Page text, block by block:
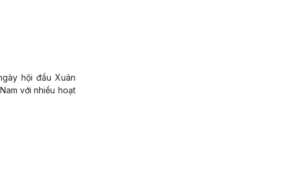
hội đầu Xuân
với nhiều hoạt